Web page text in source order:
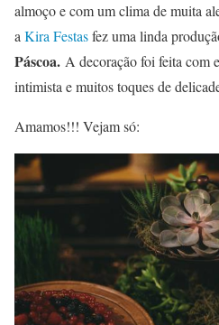
almoço e com um clima de muita
a Kira Festasfez uma linda
Páscoa. A decoração foi feita com
intimista e muitos toques de
Amamos!!! Vejam só: